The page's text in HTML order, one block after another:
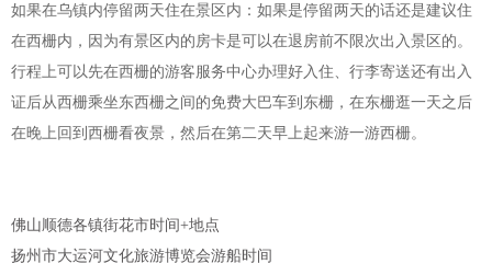
如果在乌镇内停留两天住在景区内：如果是停留两天的话还是建议住
在西栅内，因为有景区内的房卡是可以在退房前不限次出入景区的。
行程上可以先在西栅的游客服务中心办理好入住、行李寄送还有出入
证后从西栅乘坐东西栅之间的免费大巴车到东栅，在东栅逛一天之后
在晚上回到西栅看夜景，然后在第二天早上起来游一游西栅。
佛山顺德各镇街花市时间+地点
扬州市大运河文化旅游博览会游船时间